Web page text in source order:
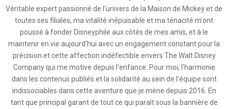
Véritable expert passionné de l'univers de la Maison de Mickey et de
toutes ses filiales, ma vitalité inépuisable et ma ténacité m'ont
poussé à fonder Disneyphile aux côtés de mes amis, et à le
maintenir en vie aujourd'hui avec un engagement constant pour la
précision et cette affection indéfectible envers The Walt Disney
Company qui me motive depuis l'enfance. Pour moi, l'harmonie
dans les contenus publiés et la solidarité au sein de l'équipe sont
indissociables dans cette aventure que je mène depuis 2016. En
tant que principal garant de tout ce qui paraît sous la bannière de